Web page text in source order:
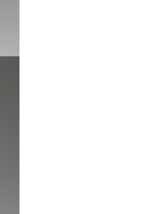
questo
e lasciati
Imperfetto